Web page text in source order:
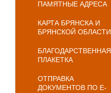
ПАМЯТНЫЕ АДРЕСА
КАРТА БРЯНСКА И
БРЯНСКОЙ ОБЛАСТИ
БЛАГОДАРСТВЕННАЯ
ПЛАКЕТКА
ОТПРАВКА
ДОКУМЕНТОВ ПО E-